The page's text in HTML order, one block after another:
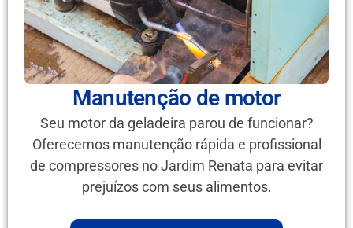
Manutenção de motor
Seu motor da geladeira parou de funcionar?
Oferecemos manutenção rápida e profissional
de compressores no Jardim Renata para evitar
prejuízos com seus alimentos.